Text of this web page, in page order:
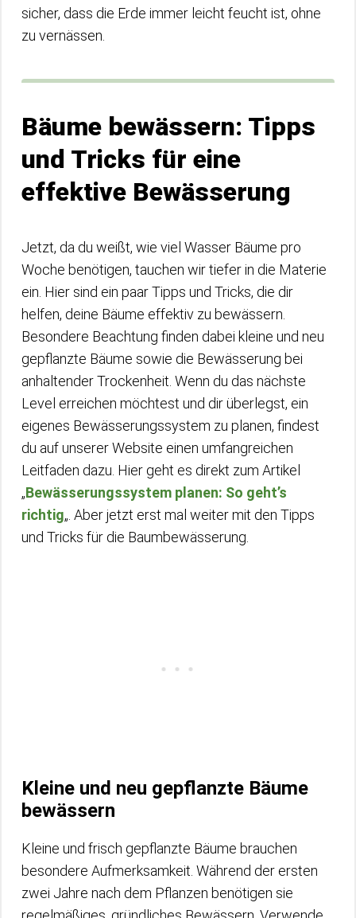
sicher, dass die Erde immer leicht feucht ist, ohne
zu vernässen.
Bäume bewässern: Tipps
und Tricks für eine
effektive Bewässerung
Jetzt, da du weißt, wie viel Wasser Bäume pro
Woche benötigen, tauchen wir tiefer in die Materie
ein. Hier sind ein paar Tipps und Tricks, die dir
helfen, deine Bäume effektiv zu bewässern.
Besondere Beachtung finden dabei kleine und neu
gepflanzte Bäume sowie die Bewässerung bei
anhaltender Trockenheit. Wenn du das nächste
Level erreichen möchtest und dir überlegst, ein
eigenes Bewässerungssystem zu planen, findest
du auf unserer Website einen umfangreichen
Leitfaden dazu. Hier geht es direkt zum Artikel
„Bewässerungssystem planen: So geht’s
richtig„. Aber jetzt erst mal weiter mit den Tipps
und Tricks für die Baumbewässerung.
Kleine und neu gepflanzte Bäume
bewässern
Kleine und frisch gepflanzte Bäume brauchen
besondere Aufmerksamkeit. Während der ersten
zwei Jahre nach dem Pflanzen benötigen sie